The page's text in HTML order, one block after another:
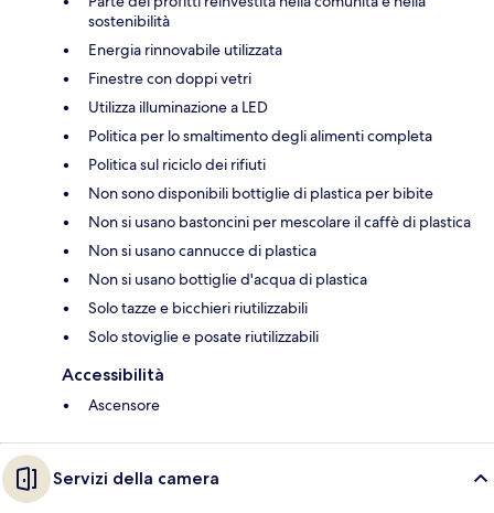
sostenibilità
Energia rinnovabile utilizzata
Finestre con doppi vetri
Utilizza illuminazione a LED
Politica per lo smaltimento degli alimenti completa
Politica sul riciclo dei rifiuti
Non sono disponibili bottiglie di plastica per bibite
Non si usano bastoncini per mescolare il caffè di plastica
Non si usano cannucce di plastica
Non si usano bottiglie d'acqua di plastica
Solo tazze e bicchieri riutilizzabili
Solo stoviglie e posate riutilizzabili
Accessibilità
Ascensore
Servizi della camera